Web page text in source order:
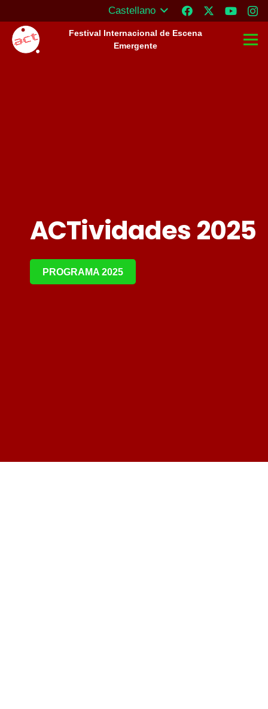
Castellano
Festival Internacional de Escena
Emergente
ACTividades 2025
PROGRAMA 2025